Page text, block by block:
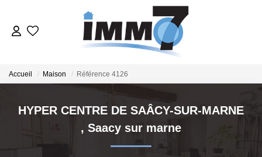
GERER
Accueil Maison Référence 4126
HYPER CENTRE DE SAÂCY-SUR-MARNE
, Saacy sur marne